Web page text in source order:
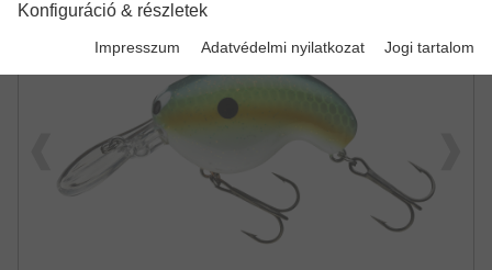
Konfiguráció & részletek
Impresszum Adatvédelmi nyilatkozat Jogi tartalom